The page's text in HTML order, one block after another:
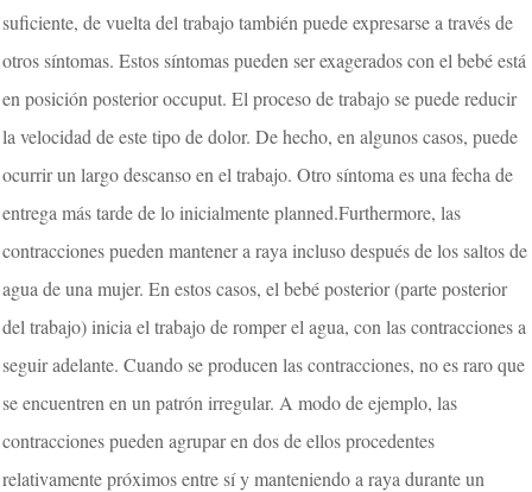
suficiente, de vuelta del trabajo también puede expresarse a través de
otros síntomas. Estos síntomas pueden ser exagerados con el bebé está
en posición posterior occuput. El proceso de trabajo se puede reducir
la velocidad de este tipo de dolor. De hecho, en algunos casos, puede
ocurrir un largo descanso en el trabajo. Otro síntoma es una fecha de
entrega más tarde de lo inicialmente planned.Furthermore, las
contracciones pueden mantener a raya incluso después de los saltos de
agua de una mujer. En estos casos, el bebé posterior (parte posterior
del trabajo) inicia el trabajo de romper el agua, con las contracciones a
seguir adelante. Cuando se producen las contracciones, no es raro que
se encuentren en un patrón irregular. A modo de ejemplo, las
contracciones pueden agrupar en dos de ellos procedentes
relativamente próximos entre sí y manteniendo a raya durante un